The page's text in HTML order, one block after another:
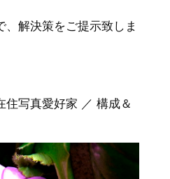
解決策をご提示致しま
写真愛好家 ／ 構成＆